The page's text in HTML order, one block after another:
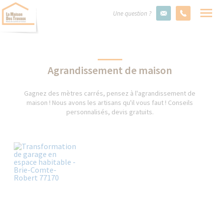
Une question ?
Agrandissement de maison
Gagnez des mètres carrés, pensez à l'agrandissement de
maison ! Nous avons les artisans qu'il vous faut ! Conseils
personnalisés, devis gratuits.